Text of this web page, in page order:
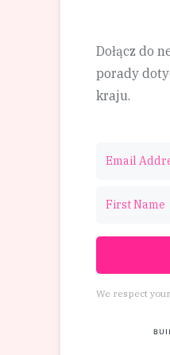
Dołącz do
porady
kraju.
We respect